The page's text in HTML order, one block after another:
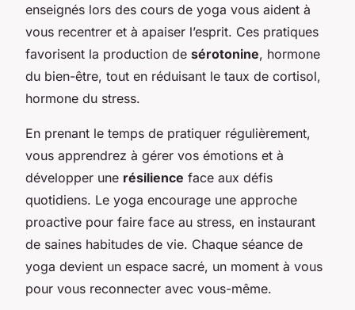
enseignés lors des cours de yoga vous aident à
vous recentrer et à apaiser l’esprit. Ces pratiques
favorisent la production de sérotonine, hormone
du bien-être, tout en réduisant le taux de cortisol,
hormone du stress.
En prenant le temps de pratiquer régulièrement,
vous apprendrez à gérer vos émotions et à
développer une résilience face aux défis
quotidiens. Le yoga encourage une approche
proactive pour faire face au stress, en instaurant
de saines habitudes de vie. Chaque séance de
yoga devient un espace sacré, un moment à vous
pour vous reconnecter avec vous-même.